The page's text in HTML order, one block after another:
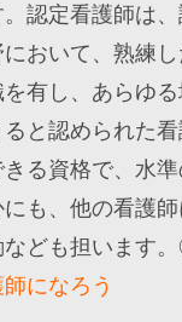
認定看護師は
おいて、熟練
有し、あらゆ
と認められた
る資格で、水
も、他の看護
ども担います
になろう